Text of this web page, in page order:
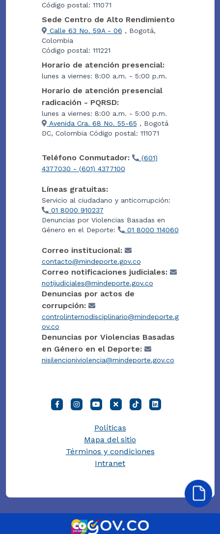
Código postal: 111071
Sede Centro de Alto Rendimiento
Calle 63 No. 59A - 06 , Bogotá,
Colombia
Código postal: 111221
Horario de atención presencial:
lunes a viernes: 8:00 a.m. - 5:00 p.m.
Horario de atención presencial
radicación - PQRSD:
lunes a viernes: 8:00 a.m. - 5:00 p.m.
Avenida Cra. 68 No. 55-65 , Bogotá
DC, Colombia Código postal: 111071
Teléfono Conmutador:
(601)
4377030 - (601) 4377100
Líneas gratuitas:
Servicio al ciudadano y anticorrupción:
01 8000 910237
Denuncias por Violencias Basadas en
Género en el Deporte:
01 8000 114060
Correo institucional:
contacto@mindeporte.gov.co
Correo notificaciones judiciales:
notijudiciales@mindeporte.gov.co
Denuncias por actos de
corrupción:
controlinternodisciplinario@mindeporte.g
ov.co
Denuncias por Violencias Basadas
en Género en el Deporte:
nisilencioniviolencia@mindeporte.gov.co
Políticas
Mapa del sitio
Términos y condiciones
Intranet